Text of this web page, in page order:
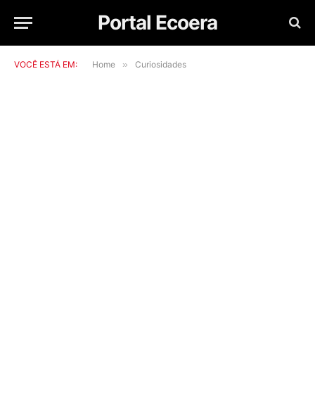
Portal Ecoera
VOCÊ ESTÁ EM: Home » Curiosidades